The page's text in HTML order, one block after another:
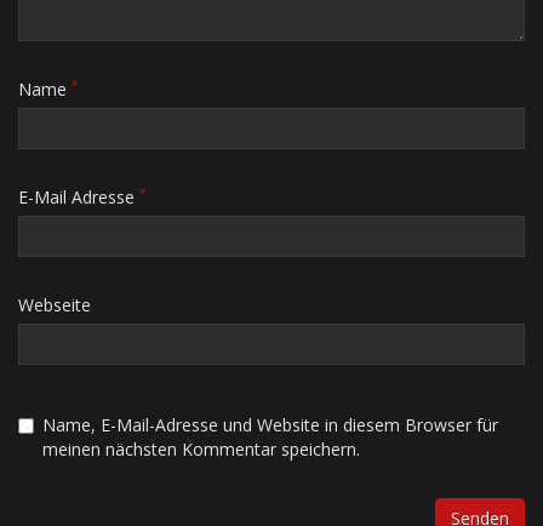
Name *
E-Mail Adresse *
Webseite
Name, E-Mail-Adresse und Website in diesem Browser für
meinen nächsten Kommentar speichern.